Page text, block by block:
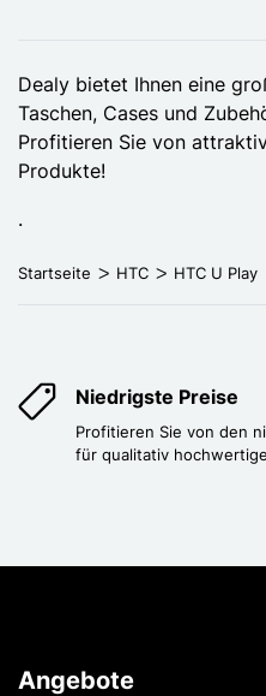
Dealy bietet Ihnen eine
Taschen, Cases und
Profitieren Sie von
Produkte!
.
Startseite HTC HTC U Play
Niedrigste Preise
Profitieren Sie von den
für qualitativ
Angebote